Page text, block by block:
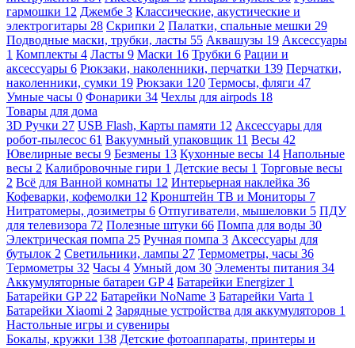
гармошки 12 Джембе 3 Классические, акустические и
электрогитары 28 Скрипки 2 Палатки, спальные мешки 29
Подводные маски, трубки, ласты 55 Аквашузы 19 Аксессуары
1 Комплекты 4 Ласты 9 Маски 16 Трубки 6 Рации и
аксессуары 6 Рюкзаки, наколенники, перчатки 139 Перчатки,
наколенники, сумки 19 Рюкзаки 120 Термосы, фляги 47
Умные часы 0 Фонарики 34 Чехлы для airpods 18
Товары для дома
3D Ручки 27 USB Flash, Карты памяти 12 Аксессуары для
робот-пылесос 61 Вакуумный упаковщик 11 Весы 42
Ювелирные весы 9 Безмены 13 Кухонные весы 14 Напольные
весы 2 Калибровочные гири 1 Детские весы 1 Торговые весы
2 Всё для Ванной комнаты 12 Интерьерная наклейка 36
Кофеварки, кофемолки 12 Кронштейн ТВ и Мониторы 7
Нитратомеры, дозиметры 6 Отпугиватели, мышеловки 5 ПДУ
для телевизора 72 Полезные штуки 66 Помпа для воды 30
Электрическая помпа 25 Ручная помпа 3 Аксессуары для
бутылок 2 Светильники, лампы 27 Термометры, часы 36
Термометры 32 Часы 4 Умный дом 30 Элементы питания 34
Аккумуляторные батареи GP4 Батарейки Energizer 1
Батарейки GP 22 Батарейки NoName 3 Батарейки Varta 1
Батарейки Xiaomi 2 Зарядные устройства для аккумуляторов 1
Настольные игры и сувениры
Бокалы, кружки 138 Детские фотоаппараты, принтеры и